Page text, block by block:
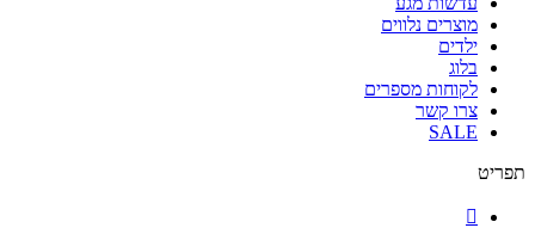
מוצרים נלווים
ילדים
בלוג
לקוחות מספרים
צרו קשר
SALE
תפריט